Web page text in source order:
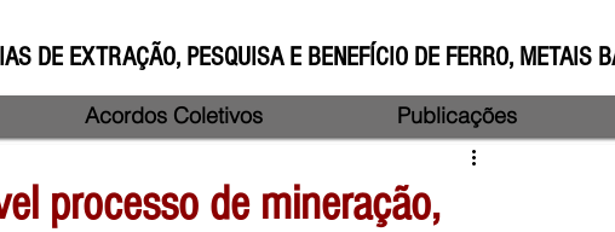
DE EXTRAÇÃO, PESQUISA E BENEFÍCIO DE FERRO, METAIS
processo de mineração,
Acordos Coletivos Publicações